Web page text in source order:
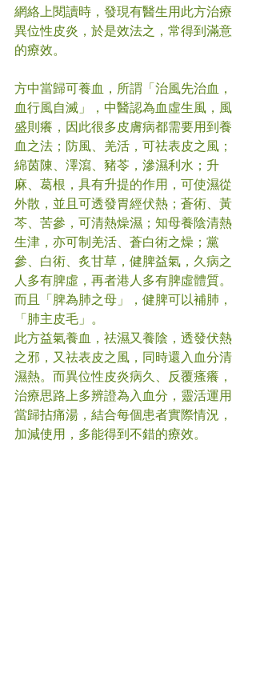
網絡上閱讀時，發現有醫生用此方治療
異位性皮炎，於是效法之，常得到滿意
的療效。
方中當歸可養血，所謂「治風先治血，
血行風自滅」，中醫認為血虛生風，風
盛則癢，因此很多皮膚病都需要用到養
血之法；防風、羌活，可祛表皮之風；
綿茵陳、澤瀉、豬苓，滲濕利水；升
麻、葛根，具有升提的作用，可使濕從
外散，並且可透發胃經伏熱；蒼術、黃
芩、苦參，可清熱燥濕；知母養陰清熱
生津，亦可制羌活、蒼白術之燥；黨
參、白術、炙甘草，健脾益氣，久病之
人多有脾虛，再者港人多有脾虛體質。
而且「脾為肺之母」，健脾可以補肺，
「肺主皮毛」。
此方益氣養血，祛濕又養陰，透發伏熱
之邪，又祛表皮之風，同時還入血分清
濕熱。而異位性皮炎病久、反覆瘙癢，
治療思路上多辨證為入血分，靈活運用
當歸拈痛湯，結合每個患者實際情況，
加減使用，多能得到不錯的療效。